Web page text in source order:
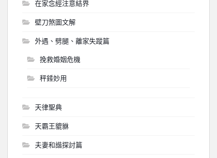
在家念經注意結界
壁刀煞圖文解
外遇、劈腿、離家失蹤篇
挽救婚姻危機
秤錘妙用
天律聖典
天霸王貔貅
夫妻和諧探討篇